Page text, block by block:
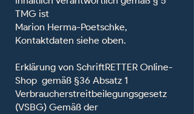
TMG ist
Marion Herma-Poetschke,
Kontaktdaten siehe oben.
Erklärung von SchriftRETTER Online-
Shop gemäß §36 Absatz 1
Verbraucherstreitbeilegungsgesetz
(VSBG) Gemäß der